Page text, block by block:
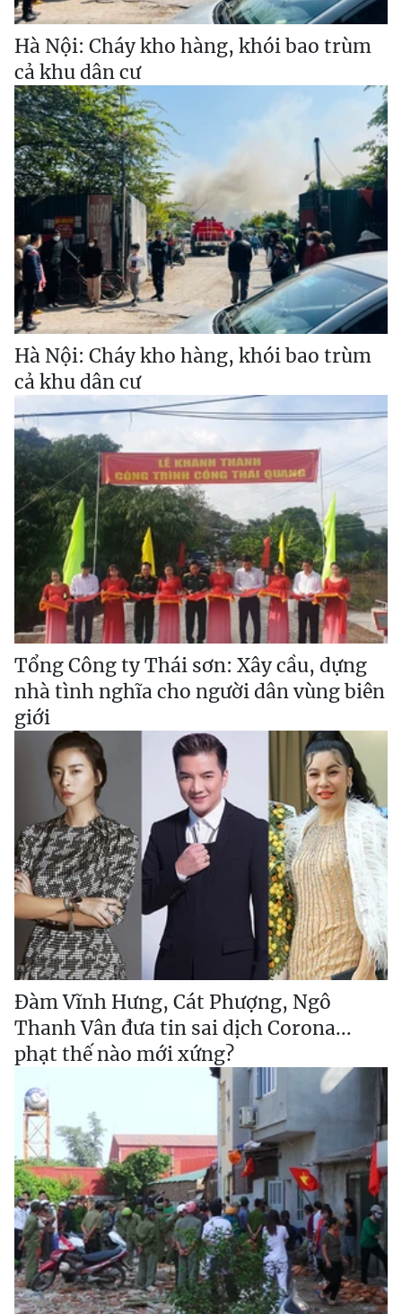
Hà Nội: Cháy kho hàng, khói bao trùm
cả khu dân cư
Hà Nội: Cháy kho hàng, khói bao trùm
cả khu dân cư
Tổng Công ty Thái sơn: Xây cầu, dựng
nhà tình nghĩa cho người dân vùng biên
giới
Đàm Vĩnh Hưng, Cát Phượng, Ngô
Thanh Vân đưa tin sai dịch Corona...
phạt thế nào mới xứng?